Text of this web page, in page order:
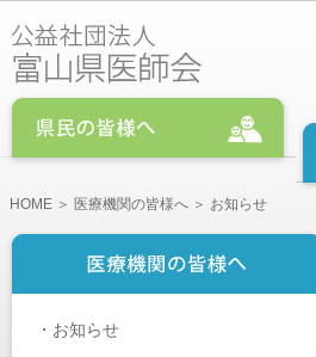
HOME ＞ 医療機関の皆様へ ＞ お知らせ
・ お知らせ